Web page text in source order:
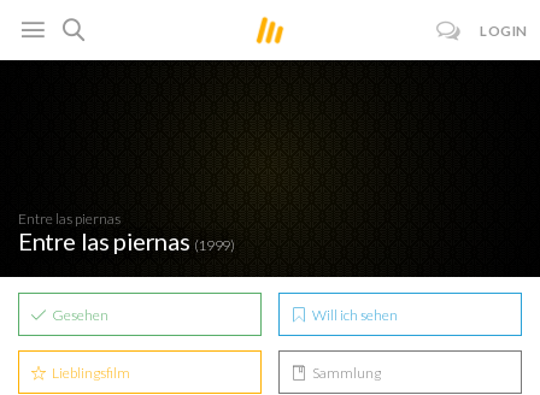
LOGIN
Entre las piernas
Entre las piernas (1999)
Gesehen Will ich sehen
Lieblingsfilm Sammlung